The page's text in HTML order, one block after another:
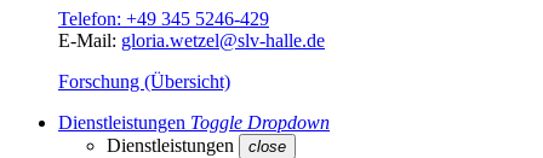
Telefon: +49 345 5246-429
E-Mail: gloria.wetzel@slv-halle.de
Forschung (Übersicht)
Dienstleistungen Toggle Dropdown
Dienstleistungen
close